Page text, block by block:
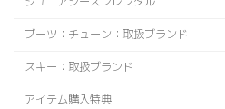
ブーツ：チューン：取扱ブランド
スキー：取扱ブランド
アイテム購入特典